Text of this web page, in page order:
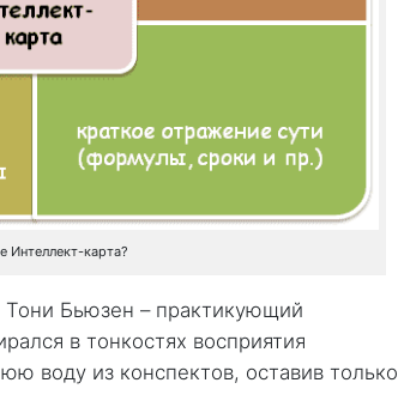
Интеллект-карта?
Бьюзен – практикующий
в тонкостях восприятия
воду из конспектов, оставив только